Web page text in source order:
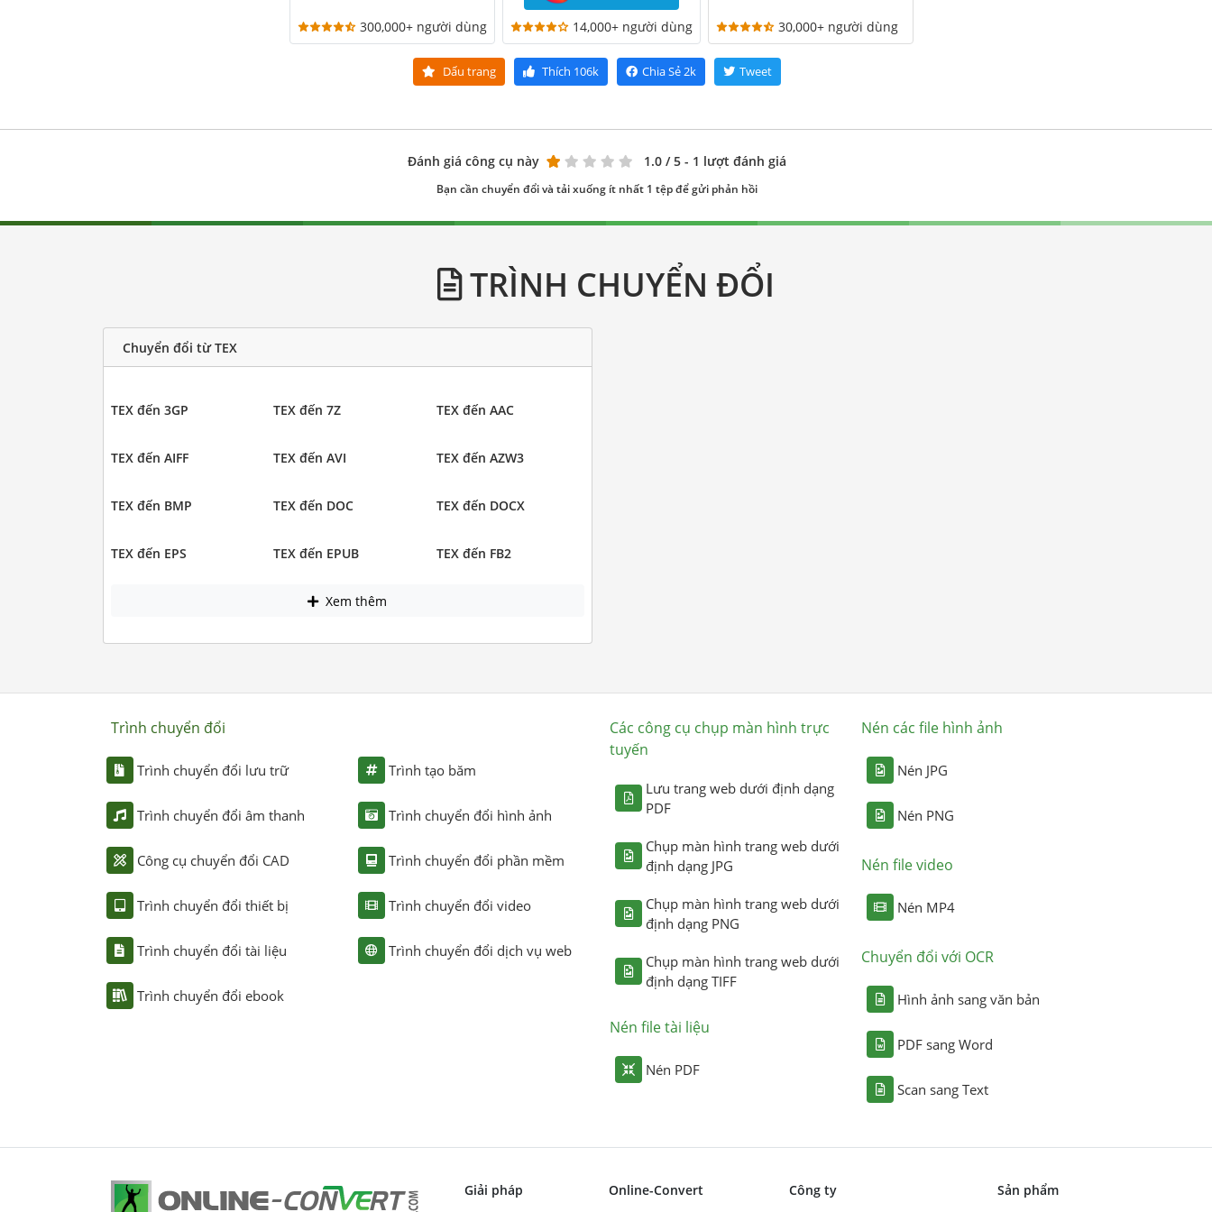
300,000+ người dùng 14,000+ người dùng 30,000+ người dùng
Dấu trang Thích 106k Chia Sẻ2k Tweet
Đánh giá công cụ này 1.0 / 5 - 1 lượt đánh giá
Bạn cần chuyển đổi và tải xuống ít nhất 1 tệp để gửi phản hồi
TRÌNH CHUYỂN ĐỔI
Chuyển đổi từ TEX
TEX đến 3GP TEX đến 7Z TEX đến AAC
TEX đến AIFF TEX đến AVI TEX đến AZW3
TEX đến BMP TEX đến DOC TEX đến DOCX
TEX đến EPS TEX đến EPUB TEX đến FB2
Xem thêm
Trình chuyển đổi
Trình chuyển đổi lưu trữ
Trình chuyển đổi âm thanh
Công cụ chuyển đổi CAD
Trình chuyển đổi thiết bị
Trình chuyển đổi tài liệu
Trình chuyển đổi ebook
Trình tạo băm
Trình chuyển đổi hình ảnh
Trình chuyển đổi phần mềm
Trình chuyển đổi video
Trình chuyển đổi dịch vụ web
Các công cụ chụp màn hình trực
tuyến
Lưu trang web dưới định dạng
PDF
Chụp màn hình trang web dưới
định dạng JPG
Chụp màn hình trang web dưới
định dạng PNG
Chụp màn hình trang web dưới
định dạng TIFF
Nén file tài liệu
Nén PDF
Nén các file hình ảnh
Nén JPG
Nén PNG
Nén file video
Nén MP4
Chuyển đổi với OCR
Hình ảnh sang văn bản
PDF sang Word
Scan sang Text
Giải pháp Online-Convert Công ty Sản phẩm